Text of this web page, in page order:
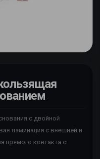
с двойной
ламинация с внешней и
прямого контакта с